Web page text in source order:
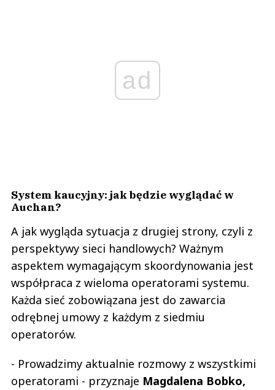
ad
System kaucyjny: jak będzie wyglądać w
Auchan?
A jak wygląda sytuacja z drugiej strony, czyli z
perspektywy sieci handlowych? Ważnym
aspektem wymagającym skoordynowania jest
współpraca z wieloma operatorami systemu.
Każda sieć zobowiązana jest do zawarcia
odrębnej umowy z każdym z siedmiu
operatorów.
- Prowadzimy aktualnie rozmowy z wszystkimi
operatorami - przyznaje Magdalena Bobko,